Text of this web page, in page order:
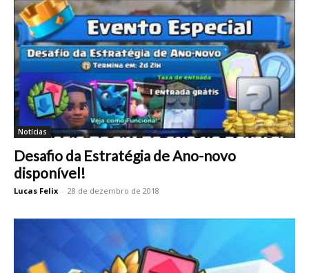
Notícias
Desafio da Estratégia de Ano-novo
disponível!
Lucas Felix - 28 de dezembro de 2018